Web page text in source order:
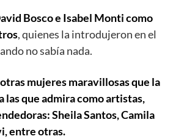
Bosco e Isabel Monti como
, quienes la introdujeron en el
no sabía nada.
mujeres maravillosas que la
las que admira como artistas,
Sheila Santos, Camila
entre otras.